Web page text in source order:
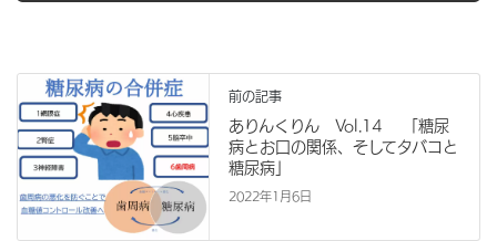
前の記事
ありんくりん Vol.14 「糖尿
病とお口の関係、そしてタバコと
糖尿病」
2022年1月6日